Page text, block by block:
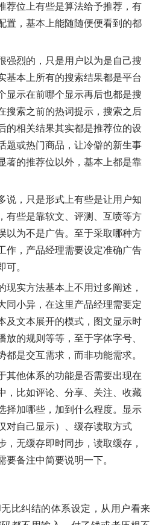
荐位上有些是算法给予推荐，有
置，基本上能随随便便看到的都
强烈的，只是用户以为是自己搜
基本上所有的搜索结果都是平台
显示在前哪个显示再后也都是搜
搜索之前的热词提示，搜索之后
的相关结果其实都是推荐位的设
题或热门商品，让冷僻的新生事
著的推荐位以外，基本上都是靠
说，只是形式上有些是让用户知
有些是靠软文、评测、互喷等方
以为不是广告。至于采取哪种方
作，产品经理需要设定准确广告
可。
现实方法基本上不用过多阐述，
同小异，在这里产品经理需要定
及文本展开的模式，图文显示时
放的规则等等，至于字体字号、
都是交互需求，而非功能需求。
其他体系的功能是否需要出现在
，比如评论、分享、关注、收藏
择加哪些，加到什么程度。显示
对自己显示）、缓存读取方式
，无缓存即时同步，读取缓存，
要备注中简要说明一下。
比纠结的体系设定，从用户看来